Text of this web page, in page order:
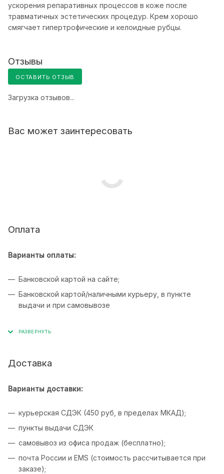
ускорения репаративных процессов в коже после
травматичных эстетических процедур. Крем хорошо
смягчает гипертрофические и келоидные рубцы.
Отзывы
ОСТАВИТЬ ОТЗЫВ
Загрузка отзывов...
Вас может заинтересовать
Оплата
Варианты оплаты:
Банковской картой на сайте;
Банковской картой/наличными курьеру, в пункте
выдачи и при самовывозе
Доставка
Варианты доставки:
курьерская СДЭК (450 руб, в пределах МКАД);
пункты выдачи СДЭК
самовывоз из офиса продаж (бесплатно);
почта России и EMS (стоимость рассчитывается при
заказе);